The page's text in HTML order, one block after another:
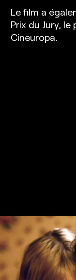
Le film a
Prix du Jury, le
Cineuropa.